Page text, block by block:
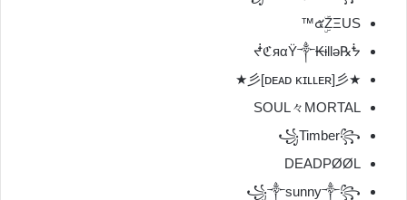
๕ۣۜZΞUS™
ᖫℭяαŸ༒₭ɨllǝ℞ᖭ
★彡[ᴅᴇᴀᴅ ᴋɪʟʟᴇʀ]彡★
SOUL々MORTAL
꧁Timber꧂
DEADPØØL
꧁༒sunny༒꧂